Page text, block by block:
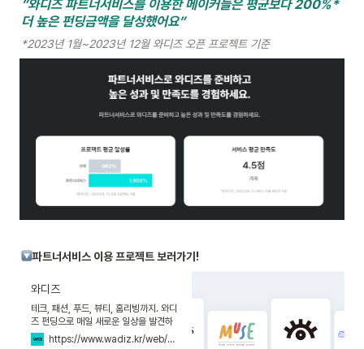
”와디즈 파트너서비스를 이용한 메이커들은 평균보다 200%*
더 높은 펀딩금액을 달성했어요”
*2023년 1월~2023년 12월 와디즈 오픈 프로젝트 기준
파트너서비스 이용 프로젝트 보러가기!
와디즈
테크, 패션, 푸드, 뷰티, 홈리빙까지. 와디
즈 펀딩으로 매일 새로운 일상을 발견하
고, 와디즈 스토어에서 새로운 쇼핑을 만https://www.wadiz.kr/web/wreward/collection/partnerservice?keyword=&endYn=ALL&order=recommend